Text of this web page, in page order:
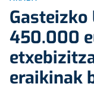
450.000
eraikinak